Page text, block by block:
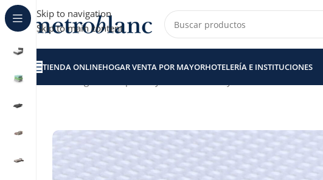
Skip to navigation
Skip to main content
TIENDA ONLINEHOGAR VENTA POR MAYORHOTELERÍA E INSTITUCIONES